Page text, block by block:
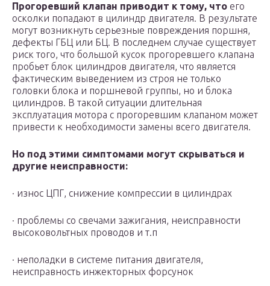
Прогоревший клапан приводит к тому, что его
осколки попадают в цилиндр двигателя. В результате
могут возникнуть серьезные повреждения поршня,
дефекты ГБЦ или БЦ. В последнем случае существует
риск того, что большой кусок прогоревшего клапана
пробьет блок цилиндров двигателя, что является
фактическим выведением из строя не только
головки блока и поршневой группы, но и блока
цилиндров. В такой ситуации длительная
эксплуатация мотора с прогоревшим клапаном может
привести к необходимости замены всего двигателя.
Но под этими симптомами могут скрываться и
другие неисправности:
· износ ЦПГ, снижение компрессии в цилиндрах
· проблемы со свечами зажигания, неисправности
высоковольтных проводов и т.п
· неполадки в системе питания двигателя,
неисправность инжекторных форсунок